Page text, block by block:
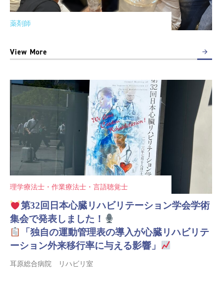
薬剤師
View More
理学療法士・作業療法士・言語聴覚士
第32回日本心臓リハビリテーション学会学術
集会で発表しました！
「独自の運動管理表の導入が心臓リハビリテ
ーション外来移行率に与える影響」
耳原総合病院 リハビリ室